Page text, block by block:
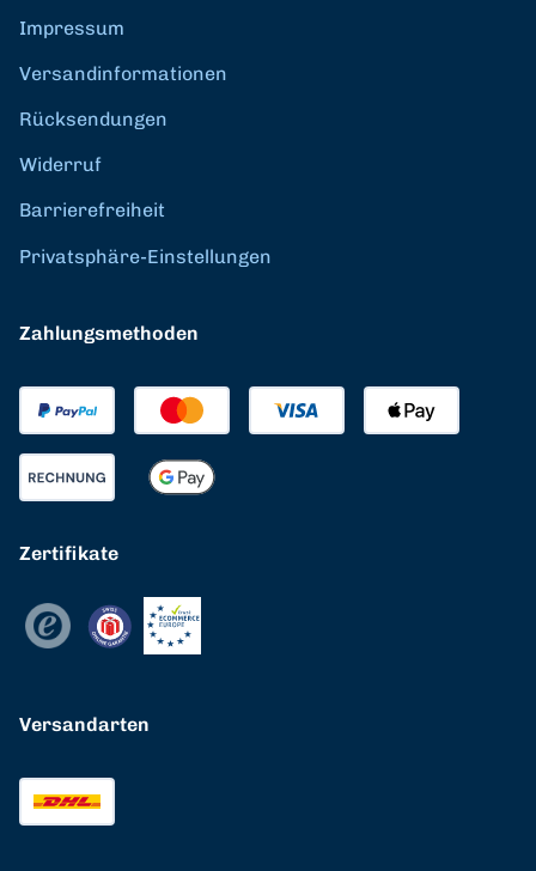
Impressum
Versandinformationen
Rücksendungen
Widerruf
Barrierefreiheit
Privatsphäre-Einstellungen
Zahlungsmethoden
Zertifikate
Versandarten